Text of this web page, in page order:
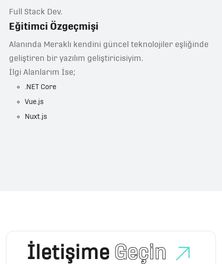
Full Stack Dev.
Eğitimci Özgeçmişi
Alanında Meraklı kendini güncel teknolojiler eşliğinde
geliştiren bir yazılım geliştiricisiyim.
İlgi Alanlarım İse;
.NET Core
Vue.js
Nuxt.js
İletişime Geçin